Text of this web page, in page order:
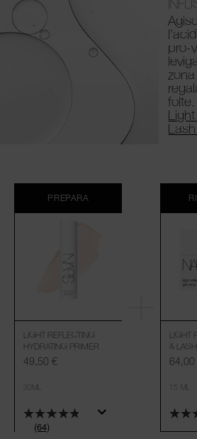
pro-
PREPARA
(64)
LIGHT REFLECTING
HYDRATING PRIMER
49,50 €
30ML
LIGHT
&
64,00